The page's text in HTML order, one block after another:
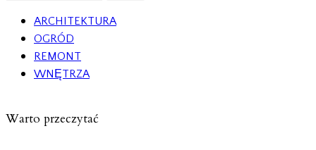
ARCHITEKTURA
OGRÓD
REMONT
WNĘTRZA
Warto przeczytać